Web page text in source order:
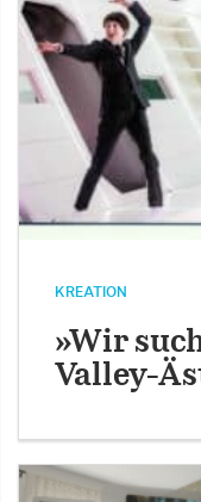
KREATION
»Wir
Valley-